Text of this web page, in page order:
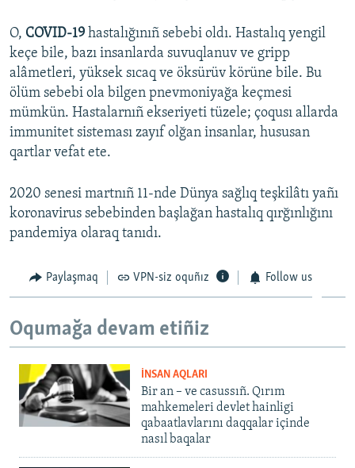
O, COVID-19 hastalığınıñ sebebi oldı. Hastalıq yengil
keçe bile, bazı insanlarda suvuqlanuv ve gripp
alâmetleri, yüksek sıcaq ve öksürüv körüne bile. Bu
ölüm sebebi ola bilgen pnevmoniyağa keçmesi
mümkün. Hastalarnıñ ekseriyeti tüzele; çoqusı allarda
immunitet sisteması zayıf olğan insanlar, hususan
qartlar vefat ete.
2020 senesi martnıñ 11-nde Dünya sağlıq teşkilâtı yañı
koronavirus sebebinden başlağan hastalıq qırğınlığını
pandemiya olaraq tanıdı.
Paylaşmaq VPN-siz oquñız Follow us
Oqumağa devam etiñiz
İNSAN AQLARI
Bir an – ve casussıñ. Qırım
mahkemeleri devlet hainligi
qabaatlavlarını daqqalar içinde
nasıl baqalar